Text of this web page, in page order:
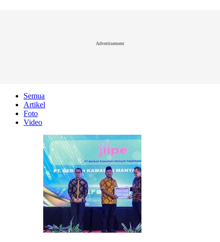
Advertisement
Semua
Artikel
Foto
Video